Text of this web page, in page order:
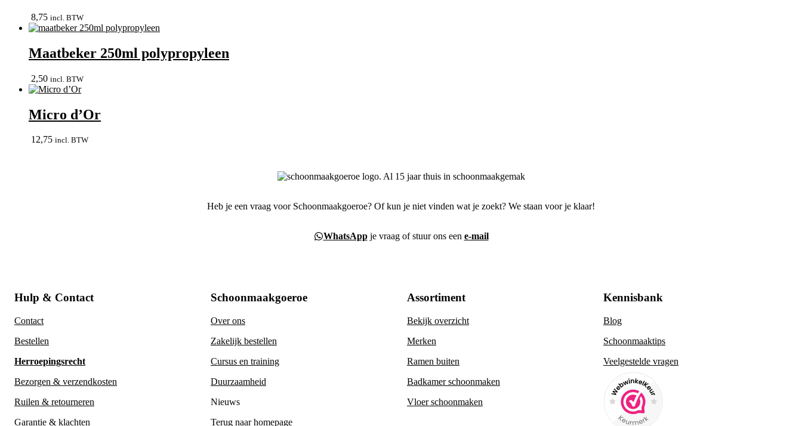
8,75 incl. BTW
Maatbeker 250ml polypropyleen
2,50 incl. BTW
Micro d’Or
12,75 incl. BTW
Heb je een vraag voor Schoonmaakgoeroe? Of kun je niet vinden wat je zoekt? We staan voor je klaar!
WhatsAppje vraag of stuur ons een e-mail
Hulp & Contact
Contact
Bestellen
Herroepingsrecht
Bezorgen & verzendkosten
Ruilen & retourneren
Garantie & klachten
Schoonmaakgoeroe
Over ons
Zakelijk bestellen
Cursus en training
Duurzaamheid
Nieuws
Terug naar homepage
Assortiment
Bekijk overzicht
Merken
Ramen buiten
Badkamer schoonmaken
Vloer schoonmaken
Kennisbank
Blog
Schoonmaaktips
Veelgestelde vragen